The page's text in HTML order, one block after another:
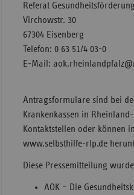
Referat Gesundheitsförderung
Virchowstr. 30
67304 Eisenberg
Telefon: 0 63 51/4 03-0
E-Mail:
Antragsformulare sind bei
Krankenkassen in
Kontaktstellen oder können
www.selbsthilfe-rlp.de
Diese Pressemitteilung
AOK – Die